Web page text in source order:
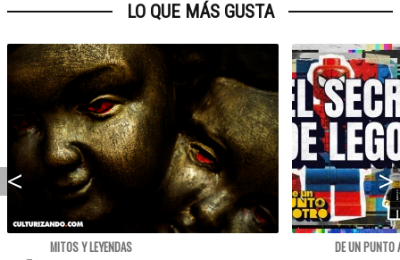
LO QUE MÁS GUSTA
MITOS Y LEYENDAS
DE UN PUNTO